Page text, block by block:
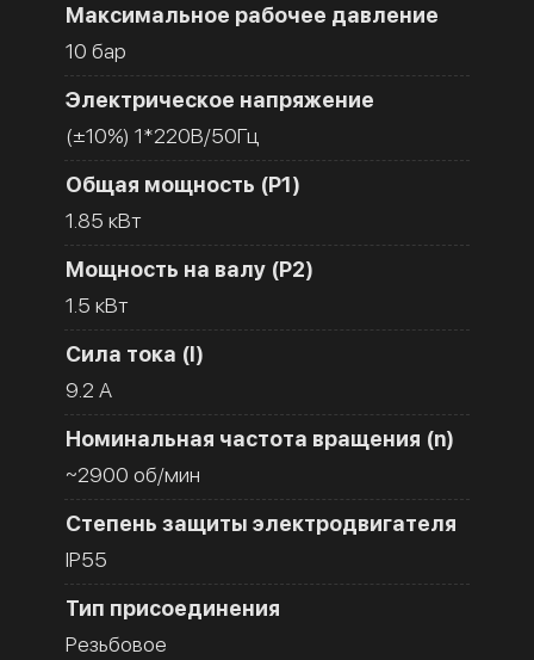
Максимальное рабочее давление
10 бар
Электрическое напряжение
(±10%) 1*220В/50Гц
Общая мощность (Р1)
1.85 кВт
Мощность на валу (Р2)
1.5 кВт
Сила тока (I)
9.2 A
Номинальная частота вращения (n)
~2900 об/мин
Степень защиты электродвигателя
IP55
Тип присоединения
Резьбовое